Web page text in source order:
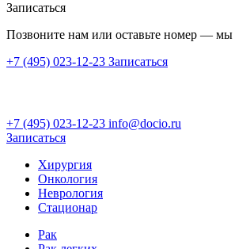
Записаться
Позвоните нам или оставьте номер — мы
+7 (495) 023-12-23 Записаться
+7 (495) 023-12-23 info@docio.ru
Записаться
Хирургия
Онкология
Неврология
Стационар
Рак